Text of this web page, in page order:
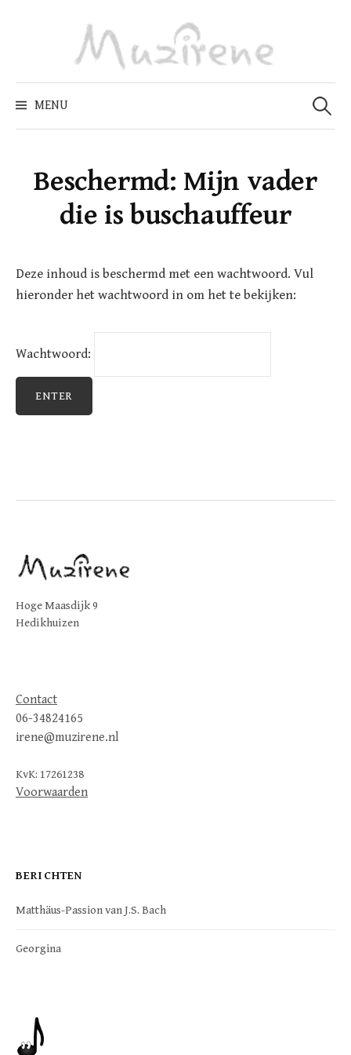
MENU
Zoeken
naar:
Beschermd: Mijn vader
die is buschauffeur
Deze inhoud is beschermd met een wachtwoord. Vul
hieronder het wachtwoord in om het te bekijken:
Wachtwoord:
Hoge Maasdijk 9
Hedikhuizen
Contact
06-34824165
irene@muzirene.nl
KvK: 17261238
Voorwaarden
BERICHTEN
Matthäus-Passion van J.S. Bach
Georgina